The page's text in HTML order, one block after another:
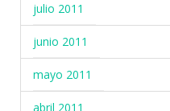
julio 2011
junio 2011
mayo 2011
abril 2011